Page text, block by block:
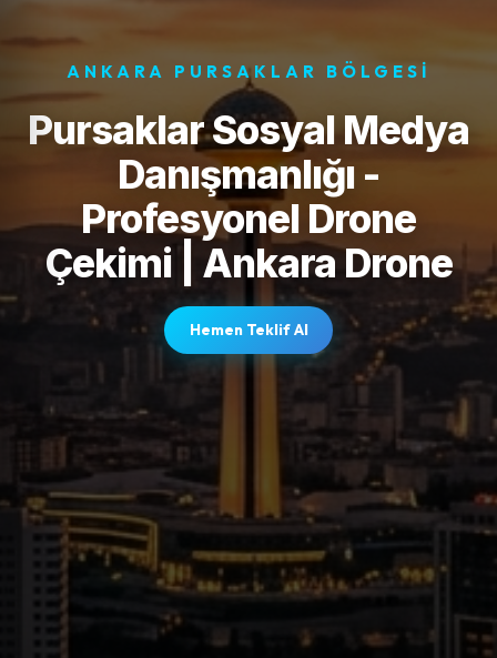
ANKARA PURSAKLAR BÖLGESI
Pursaklar Sosyal Medya
Danışmanlığı -
Profesyonel Drone
Çekimi | Ankara Drone
Hemen Teklif Al